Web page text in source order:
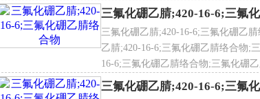
水溶性遇水反应
化硼乙腈络合物;三氟化硼乙腈;420-
三氟化硼乙腈;420-16-6;三氟
三氟化硼乙腈;420-16-6;三氟化硼乙
乙腈;420-16-6;三氟化硼乙腈络合物;
16-6;三氟化硼乙腈络合物;三氟化硼
化硼乙腈络合物;三氟化硼乙腈;420-
三氟化硼乙腈;420-16-6;三氟